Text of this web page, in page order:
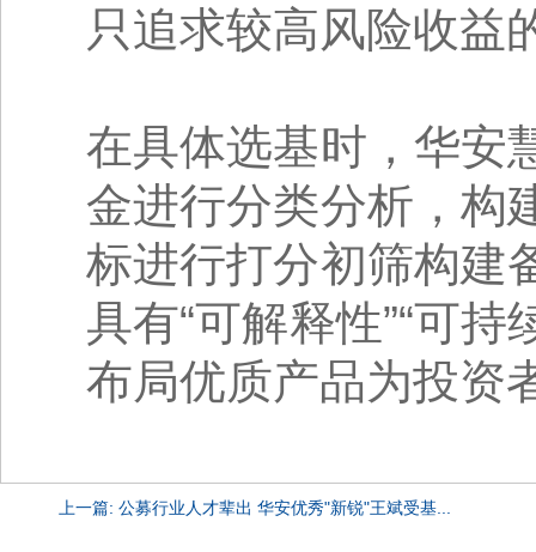
只追求较高风险收益
在具体选基时，华安
金进行分类分析，构
标进行打分初筛构建
具有“可解释性”“可
布局优质产品为投资
上一篇: 公募行业人才辈出 华安优秀"新锐"王斌受基...